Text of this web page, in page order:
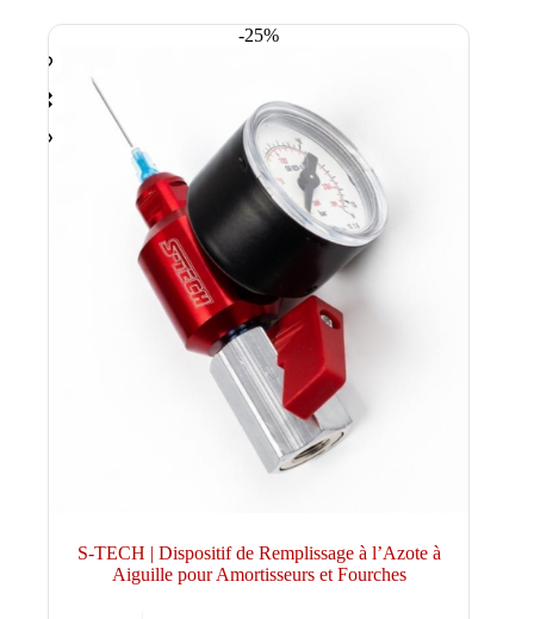
-25%
S-TECH | Dispositif de Remplissage à l’Azote à
Aiguille pour Amortisseurs et Fourches